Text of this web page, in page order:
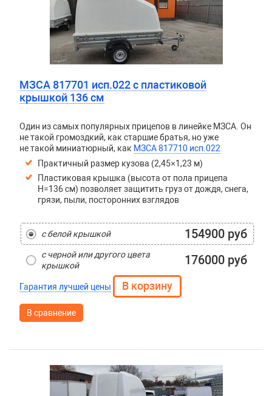
МЗСА 817701 исп.022 с пластиковой
крышкой 136 см
Один из самых популярных прицепов в линейке МЗСА. Он
не такой громоздкий, как старшие братья, но уже
не такой миниатюрный, как МЗСА 817710 исп.022
Практичный размер кузова (2,45×1,23 м)
Пластиковая крышка (высота от пола прицепа
H=136 см) позволяет защитить груз от дождя, снега,
грязи, пыли, посторонних взглядов
с белой крышкой 154900 руб
с черной или другого цвета
крышкой
176000 руб
Гарантия лучшей цены
В сравнение